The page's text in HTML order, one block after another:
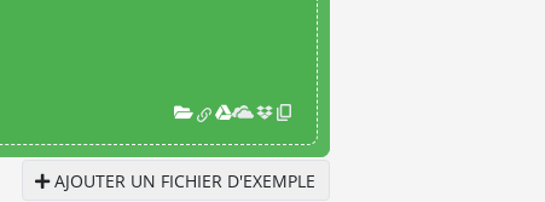
AJOUTER UN FICHIER D'EXEMPLE